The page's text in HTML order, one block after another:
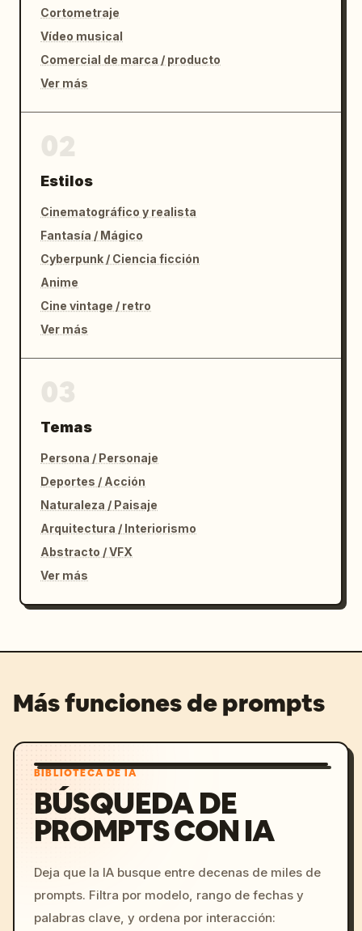
Cortometraje
Vídeo musical
Comercial de marca / producto
Ver más
Estilos
Cinematográfico y realista
Fantasía / Mágico
Cyberpunk / Ciencia ficción
Anime
Cine vintage / retro
Ver más
Temas
Persona / Personaje
Deportes / Acción
Naturaleza / Paisaje
Arquitectura / Interiorismo
Abstracto / VFX
Ver más
Más funciones de prompts
BIBLIOTECA DE IA
BÚSQUEDA DE
PROMPTS CON IA
Deja que la IA busque entre decenas de miles de
prompts. Filtra por modelo, rango de fechas y
palabras clave, y ordena por interacción: